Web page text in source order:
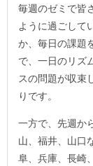
毎週のゼミで皆
ように過ごして
か、毎日の課題
で、一日のリズ
スの問題が収束
りです。
一方で、先週か
山、福井、山口
阜、兵庫、長崎